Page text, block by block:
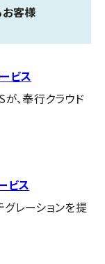
客様
ビス
、奉行クラウド
ビス
レーションを提